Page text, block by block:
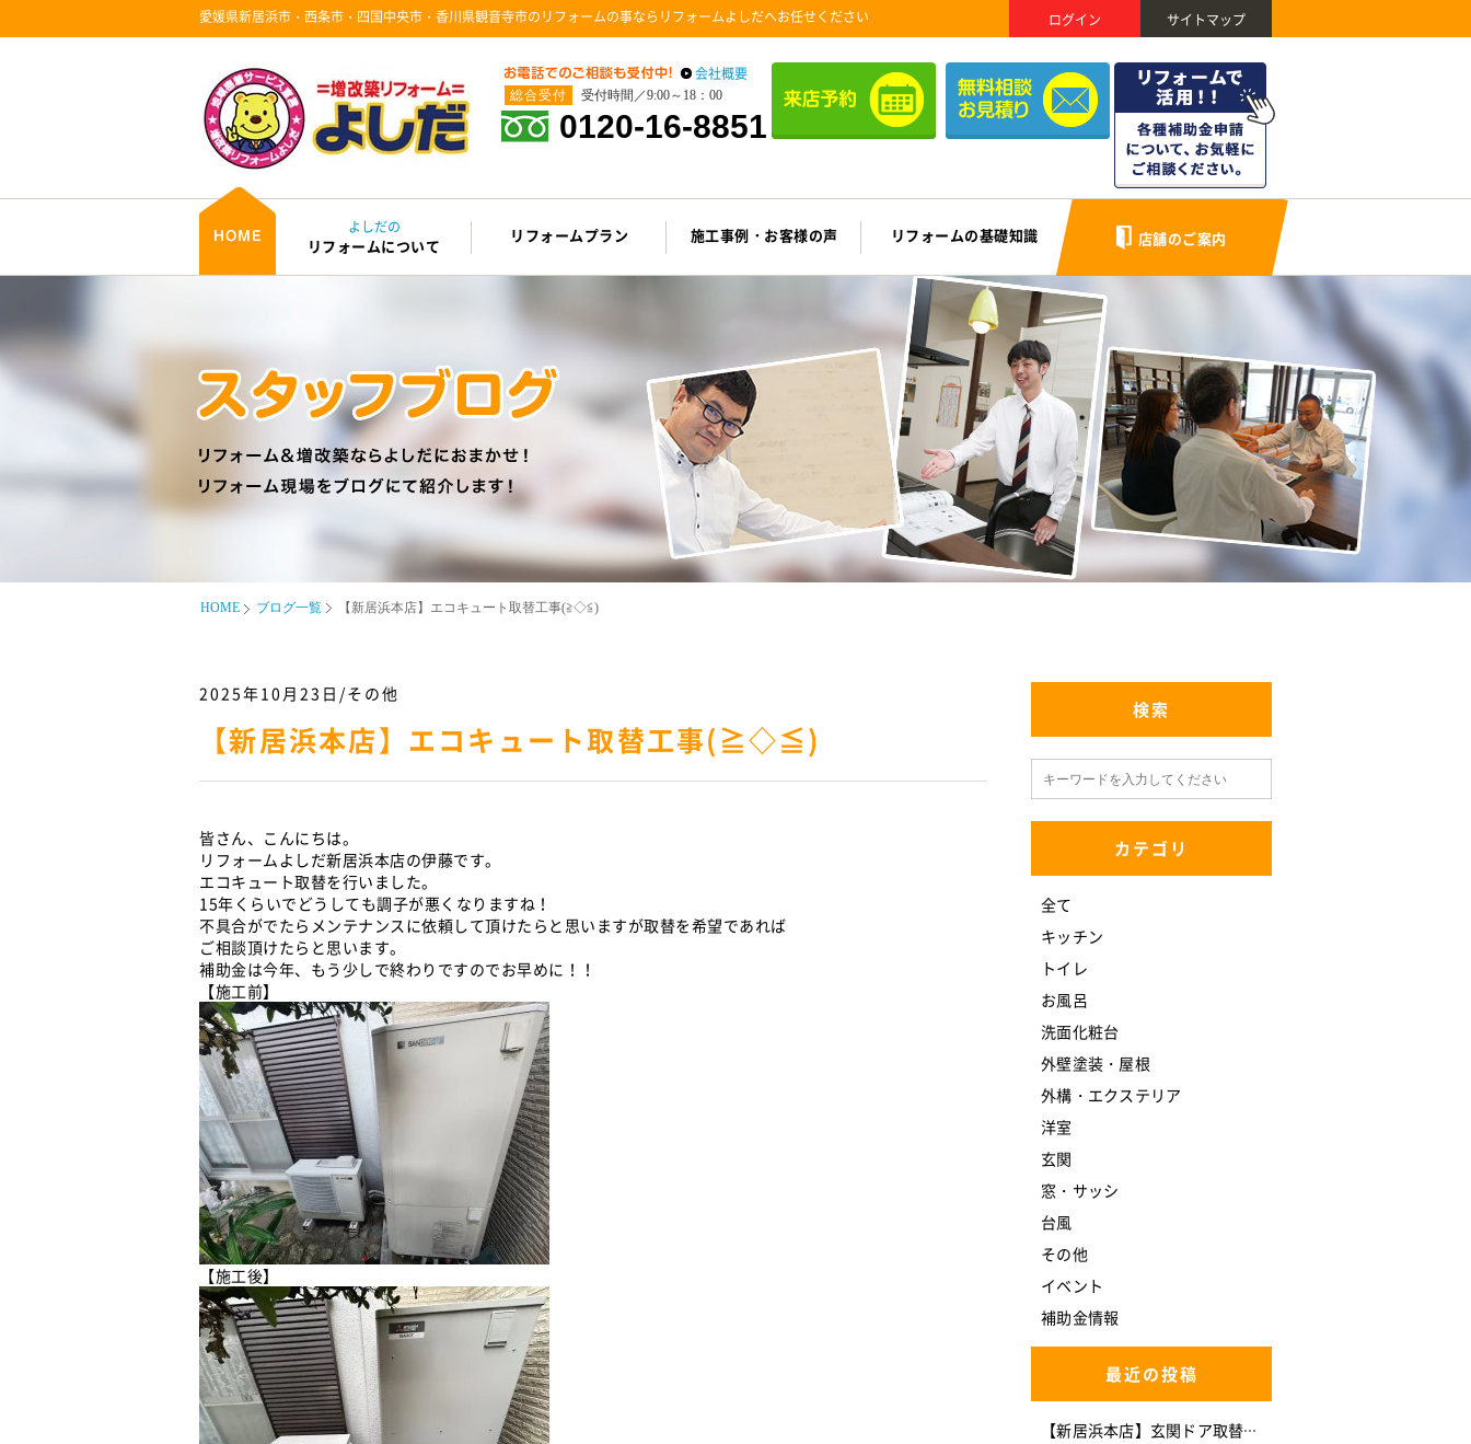
愛媛県新居浜市・西条市・四国中央市・香川県観音寺市のリフォームの事ならリフォームよしだへお任せください サイトマップ
ログイン
会社概要
総合受付 受付時間／9:00～18：00
0120-16-8851
よしだの
リフォームについて
リフォームプラン 施工事例・お客様の声 リフォームの基礎知識 店舗のご案内
HOME ブログ一覧 【新居浜本店】エコキュート取替工事(≧◇≦)
2025年10月23日/その他
【新居浜本店】エコキュート取替工事(≧◇≦)
皆さん、こんにちは。
リフォームよしだ新居浜本店の伊藤です。
エコキュート取替を行いました。
15年くらいでどうしても調子が悪くなりますね！
不具合がでたらメンテナンスに依頼して頂けたらと思いますが取替を希望であれば
ご相談頂けたらと思います。
補助金は今年、もう少しで終わりですのでお早めに！！
【施工前】
【施工後】
検索
カテゴリ
全て
キッチン
トイレ
お風呂
洗面化粧台
外壁塗装・屋根
外構・エクステリア
洋室
玄関
窓・サッシ
台風
その他
イベント
補助金情報
最近の投稿
【新居浜本店】玄関ドア取替工事(*^-^*)